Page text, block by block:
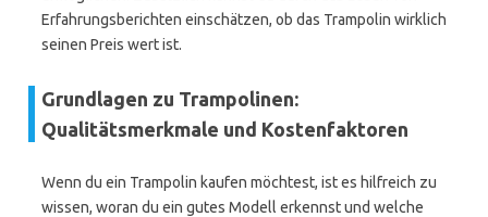
Erfahrungsberichten einschätzen, ob das Trampolin wirklich
seinen Preis wert ist.
Grundlagen zu Trampolinen:
Qualitätsmerkmale und Kostenfaktoren
Wenn du ein Trampolin kaufen möchtest, ist es hilfreich zu
wissen, woran du ein gutes Modell erkennst und welche